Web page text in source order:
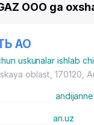
OOO ga
АО
uskunalar ishlab
oblast, 170120,
an.uz